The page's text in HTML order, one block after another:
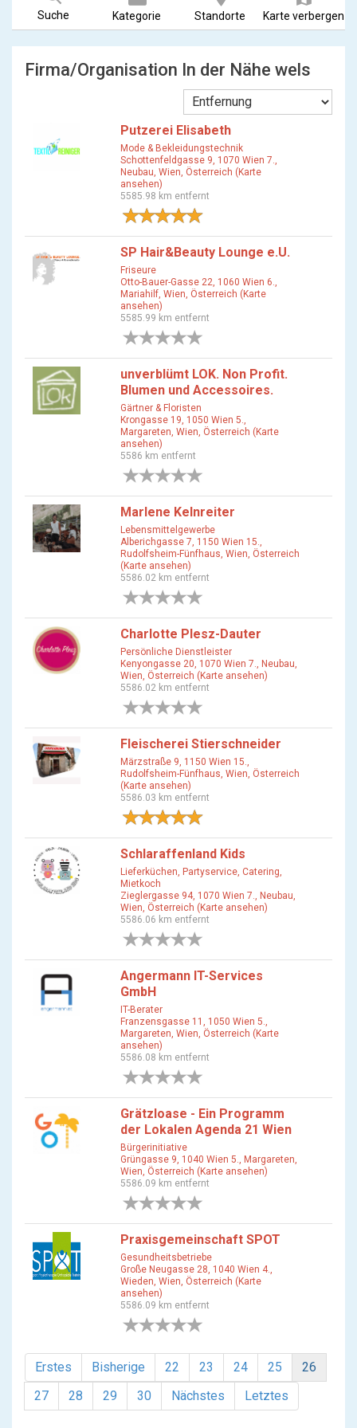
Suche Kategorie Standorte Karte verbergen
Firma/Organisation In der Nähe wels
Putzerei Elisabeth
Mode & Bekleidungstechnik
Schottenfeldgasse 9, 1070 Wien 7.,
Neubau, Wien, Österreich (Karte
ansehen)
5585.98 km entfernt
SP Hair&Beauty Lounge e.U.
Friseure
Otto-Bauer-Gasse 22, 1060 Wien 6.,
Mariahilf, Wien, Österreich (Karte
ansehen)
5585.99 km entfernt
unverblümt LOK. Non Profit.
Blumen und Accessoires.
Gärtner & Floristen
Krongasse 19, 1050 Wien 5.,
Margareten, Wien, Österreich (Karte
ansehen)
5586 km entfernt
Marlene Kelnreiter
Lebensmittelgewerbe
Alberichgasse 7, 1150 Wien 15.,
Rudolfsheim-Fünfhaus, Wien, Österreich
(Karte ansehen)
5586.02 km entfernt
Charlotte Plesz-Dauter
Persönliche Dienstleister
Kenyongasse 20, 1070 Wien 7., Neubau,
Wien, Österreich (Karte ansehen)
5586.02 km entfernt
Fleischerei Stierschneider
Märzstraße 9, 1150 Wien 15.,
Rudolfsheim-Fünfhaus, Wien, Österreich
(Karte ansehen)
5586.03 km entfernt
Schlaraffenland Kids
Lieferküchen, Partyservice, Catering,
Mietkoch
Zieglergasse 94, 1070 Wien 7., Neubau,
Wien, Österreich (Karte ansehen)
5586.06 km entfernt
Angermann IT-Services
GmbH
IT-Berater
Franzensgasse 11, 1050 Wien 5.,
Margareten, Wien, Österreich (Karte
ansehen)
5586.08 km entfernt
Grätzloase - Ein Programm
der Lokalen Agenda 21 Wien
Bürgerinitiative
Grüngasse 9, 1040 Wien 5., Margareten,
Wien, Österreich (Karte ansehen)
5586.09 km entfernt
Praxisgemeinschaft SPOT
Gesundheitsbetriebe
Große Neugasse 28, 1040 Wien 4.,
Wieden, Wien, Österreich (Karte
ansehen)
5586.09 km entfernt
Erstes Bisherige 22 23 24 25
26
27
28 29 30 Nächstes Letztes